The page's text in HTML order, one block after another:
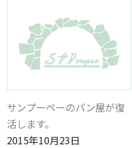
サンプーペーのパン屋が復
活します。
2015年10月23日